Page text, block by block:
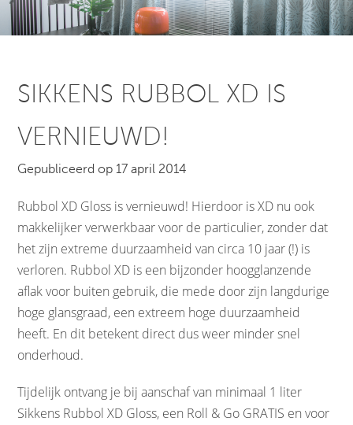
SIKKENS RUBBOL XD IS
VERNIEUWD!
Gepubliceerd op 17 april 2014
Rubbol XD Gloss is vernieuwd! Hierdoor is XD nu ook
makkelijker verwerkbaar voor de particulier, zonder dat
het zijn extreme duurzaamheid van circa 10 jaar (!) is
verloren. Rubbol XD is een bijzonder hoogglanzende
aflak voor buiten gebruik, die mede door zijn langdurige
hoge glansgraad, een extreem hoge duurzaamheid
heeft. En dit betekent direct dus weer minder snel
onderhoud.
Tijdelijk ontvang je bij aanschaf van minimaal 1 liter
Sikkens Rubbol XD Gloss, een Roll & Go GRATIS en voor